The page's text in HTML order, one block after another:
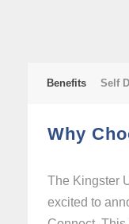
Benefits Self
Why
The Kingster
excited to